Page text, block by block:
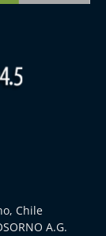
Chile
A.G.